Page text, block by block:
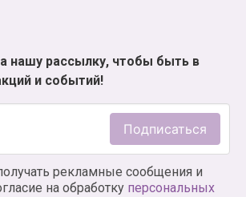
нашу рассылку, чтобы быть в
и событий!
Подписаться
рекламные сообщения и
на обработку персональных